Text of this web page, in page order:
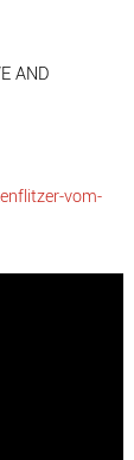
AND
vom-